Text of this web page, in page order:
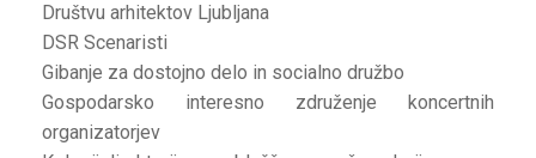
Društvu arhitektov Ljubljana
DSR Scenaristi
Gibanje za dostojno delo in socialno družbo
Gospodarsko interesno združenje koncertnih
organizatorjev